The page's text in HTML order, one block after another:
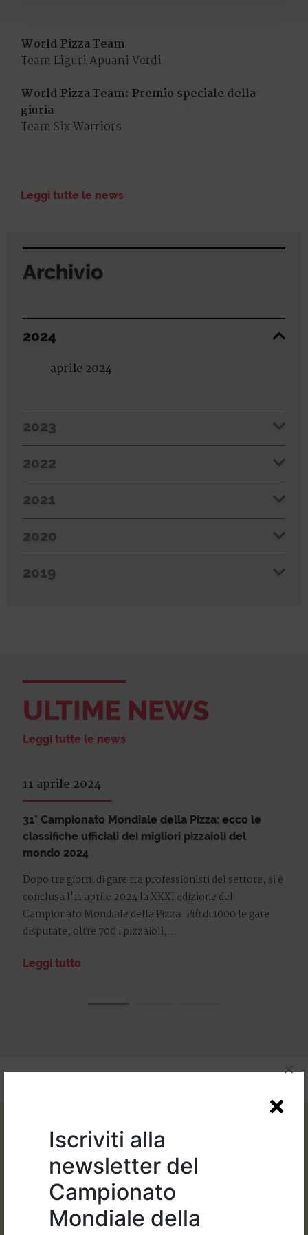
Iscriviti alla
newsletter del
Campionato
Mondiale della
×
World Pizza Team
Team Liguri Apuani Verdi
World Pizza Team: Premio speciale della
giuria
Team Six Warriors
Leggi tutte le news
Archivio
2024
aprile 2024
2023
2022
2021
2020
2019
ULTIME NEWS
Leggi tutte le news
11 aprile 2024
31° Campionato Mondiale della Pizza: ecco le
classifiche ufficiali dei migliori pizzaioli del
mondo 2024
Dopo tre giorni di gare tra professionisti del settore, si è
conclusa l'11 aprile 2024 la XXXI edizione del
Campionato Mondiale della Pizza. Più di 1000 le gare
disputate, oltre 700 i pizzaioli,...
Leggi tutto
Organizzato da: